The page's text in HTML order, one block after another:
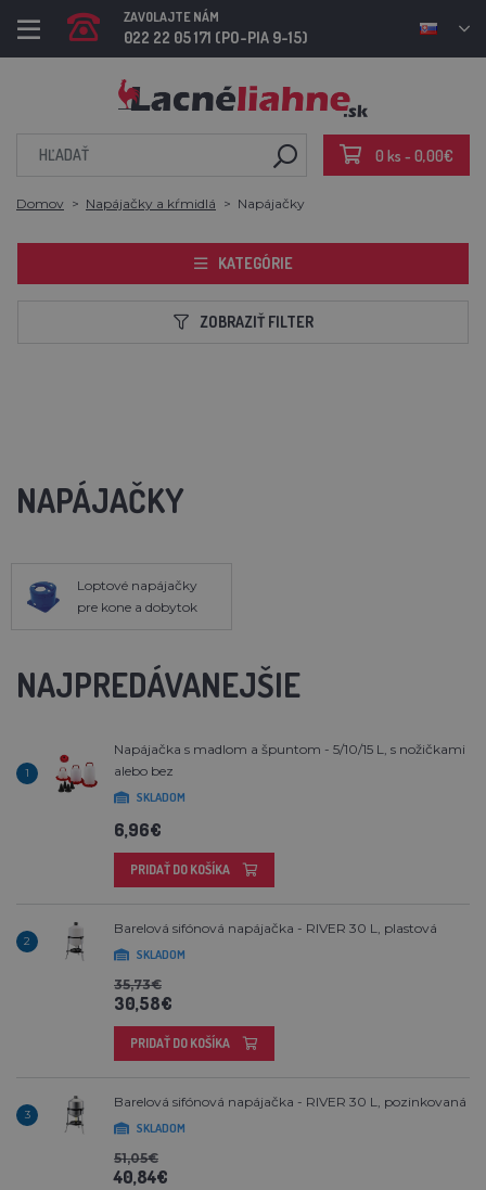
ZAVOLAJTE NÁM
022 22 05 171 (PO-PIA 9-15)
0 ks - 0,00€
Domov Napájačky a kŕmidlá Napájačky
KATEGÓRIE
ZOBRAZIŤ FILTER
NAPÁJAČKY
Loptové napájačky
pre kone a dobytok
NAJPREDÁVANEJŠIE
1
Napájačka s madlom a špuntom - 5/10/15 L, s nožičkami
alebo bez
SKLADOM
6,96€
PRIDAŤ DO KOŠÍKA
2
Barelová sifónová napájačka - RIVER 30 L, plastová
SKLADOM
35,73€
30,58€
PRIDAŤ DO KOŠÍKA
3
Barelová sifónová napájačka - RIVER 30 L, pozinkovaná
SKLADOM
51,05€
40,84€